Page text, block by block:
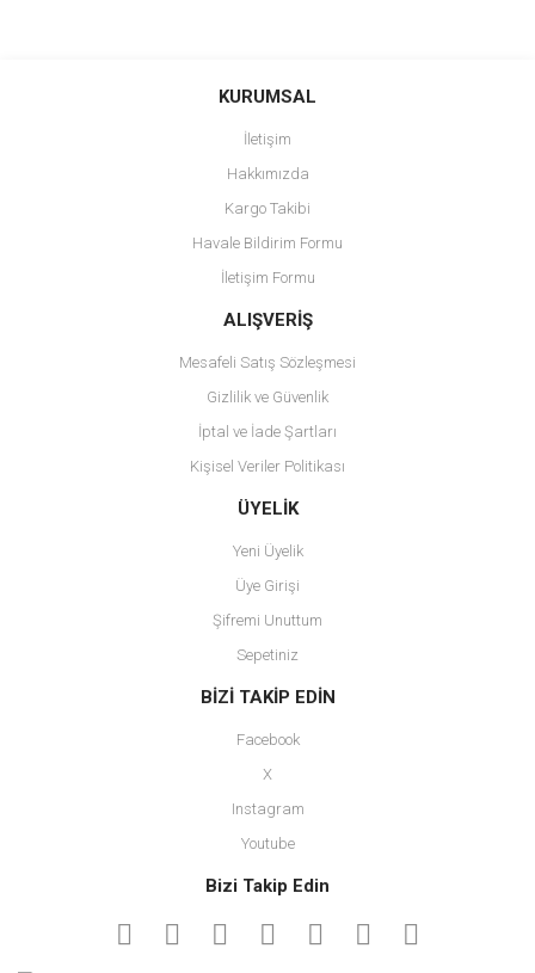
Bu ürüne ilk yorumu siz yapın!
Ürün resmi kalitesiz, bozuk veya görüntülenemiyor.
Ürün açıklamasında eksik bilgiler bulunuyor.
Ürün bilgilerinde hatalar bulunuyor.
Ürün fiyatı diğer sitelerden daha pahalı.
Bu ürüne benzer farklı alternatifler olmalı.
Gönder
KURUMSAL
İletişim
Hakkımızda
Kargo Takibi
Havale Bildirim Formu
İletişim Formu
ALIŞVERİŞ
Mesafeli Satış Sözleşmesi
Gizlilik ve Güvenlik
İptal ve İade Şartları
Kişisel Veriler Politikası
ÜYELİK
Yeni Üyelik
Üye Girişi
Şifremi Unuttum
Sepetiniz
BİZİ TAKİP EDİN
Facebook
X
Instagram
Youtube
Bizi Takip Edin